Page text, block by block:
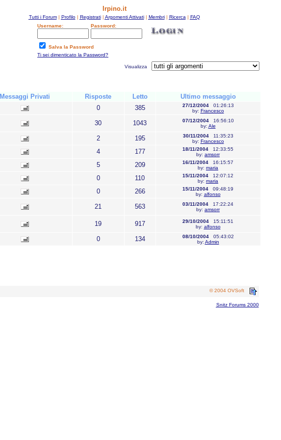
Irpino.it
Tutti i Forum| Profilo| Registrati| Argomenti Attivati| Membri| Ricerca | FAQ
Username:
Password:
Salva la Password
Ti sei dimenticato la Password?
Visualizza
Messaggi Privati Risposte Letto
Ultimo messaggio
0 385 27/12/2004
01:26:13
by: Francesco
30 1043 07/12/2004
16:56:10
by: Ale
2 195 30/11/2004
11:35:23
by: Francesco
4 177 18/11/2004
12:33:55
by: amsorr
5 209 16/11/2004
16:15:57
by: maria
0 110 15/11/2004
12:07:12
by: maria
0 266 15/11/2004
09:48:19
by: alfonso
21 563 03/11/2004
17:22:24
by: amsorr
19 917 29/10/2004
15:11:51
by: alfonso
0 134 08/10/2004
05:43:02
by: Admin
© 2004 OVSoft
Snitz Forums 2000